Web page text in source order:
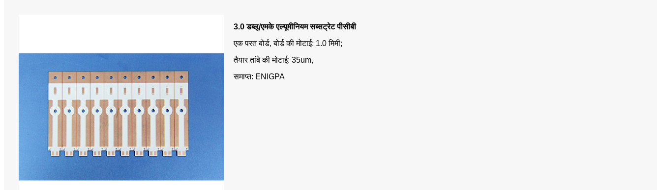
3.0 डब्लू/एमके एल्यूमीनियम सब्सट्रेट पीसीबी
एक परत बोर्ड, बोर्ड की मोटाई: 1.0 मिमी;
तैयार तांबे की मोटाई: 35um,
समाप्त: ENIGPA